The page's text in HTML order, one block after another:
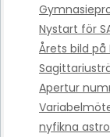
Nystart för
Årets bild
Apertur
nyfikna